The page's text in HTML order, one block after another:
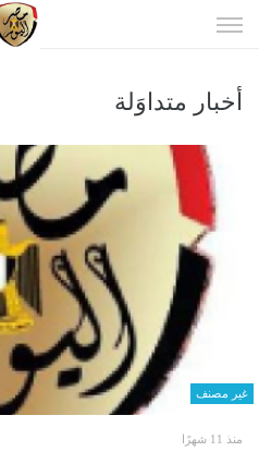
الى
أخبار متداوَلة
غير مصنف
منذ 11 شهرًا